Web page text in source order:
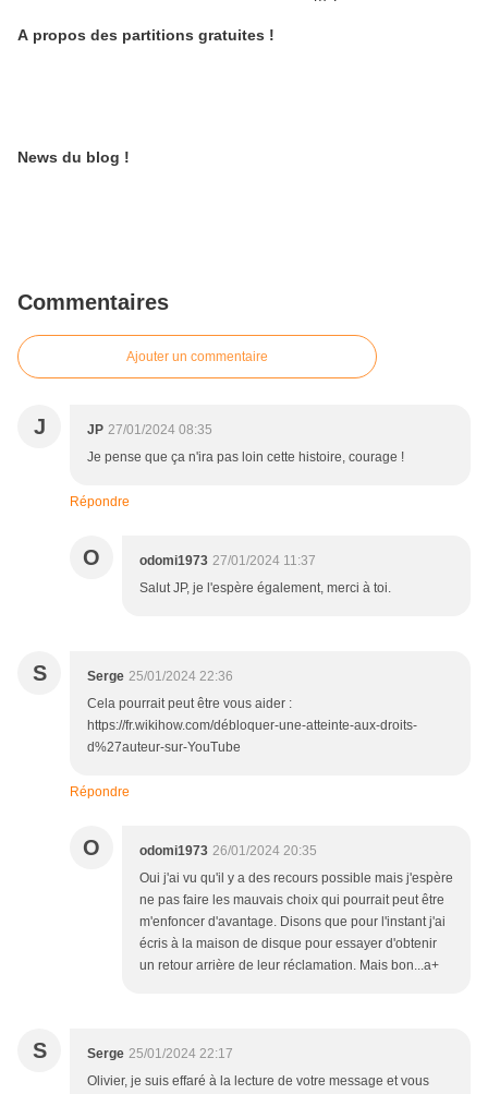
A propos des partitions gratuites !
News du blog !
Commentaires
Ajouter un commentaire
J JP 27/01/2024 08:35
Je pense que ça n'ira pas loin cette histoire, courage !
Répondre
O odomi1973 27/01/2024 11:37
Salut JP, je l'espère également, merci à toi.
S Serge 25/01/2024 22:36
Cela pourrait peut être vous aider :
https://fr.wikihow.com/débloquer-une-atteinte-aux-droits-
d%27auteur-sur-YouTube
Répondre
O odomi1973 26/01/2024 20:35
Oui j'ai vu qu'il y a des recours possible mais j'espère
ne pas faire les mauvais choix qui pourrait peut être
m'enfoncer d'avantage. Disons que pour l'instant j'ai
écris à la maison de disque pour essayer d'obtenir
un retour arrière de leur réclamation. Mais bon...a+
S Serge 25/01/2024 22:17
Olivier, je suis effaré à la lecture de votre message et vous